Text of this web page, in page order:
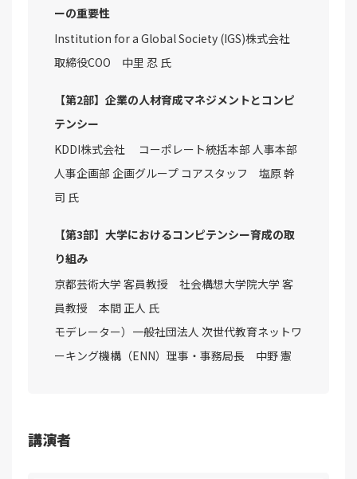
ーの重要性
Institution for a Global Society (IGS)株式会社
取締役COO 中里 忍 氏
【第2部】企業の人材育成マネジメントとコンピ
テンシー
KDDI株式会社 コーポレート統括本部 人事本部
人事企画部 企画グループ コアスタッフ 塩原 幹
司 氏
【第3部】大学におけるコンピテンシー育成の取
り組み
京都芸術大学 客員教授 社会構想大学院大学 客
員教授 本間 正人 氏
モデレーター）一般社団法人 次世代教育ネットワ
ーキング機構（ENN）理事・事務局長 中野 憲
講演者